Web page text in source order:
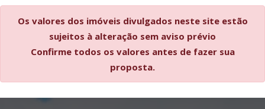
Os valores dos imóveis divulgados neste site estão
sujeitos à alteração sem aviso prévio
Confirme todos os valores antes de fazer sua
proposta.